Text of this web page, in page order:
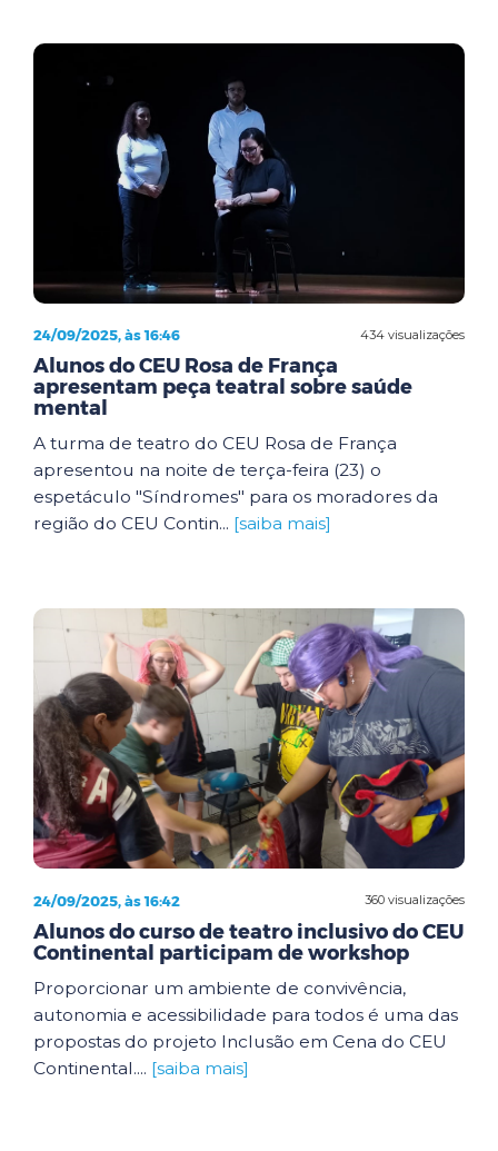
434 visualizações
24/09/2025, às 16:46
Alunos do CEU Rosa de França
apresentam peça teatral sobre saúde
mental
A turma de teatro do CEU Rosa de França
apresentou na noite de terça-feira (23) o
espetáculo "Síndromes" para os moradores da
região do CEU Contin... [saiba mais]
360 visualizações
24/09/2025, às 16:42
Alunos do curso de teatro inclusivo do CEU
Continental participam de workshop
Proporcionar um ambiente de convivência,
autonomia e acessibilidade para todos é uma das
propostas do projeto Inclusão em Cena do CEU
Continental.... [saiba mais]